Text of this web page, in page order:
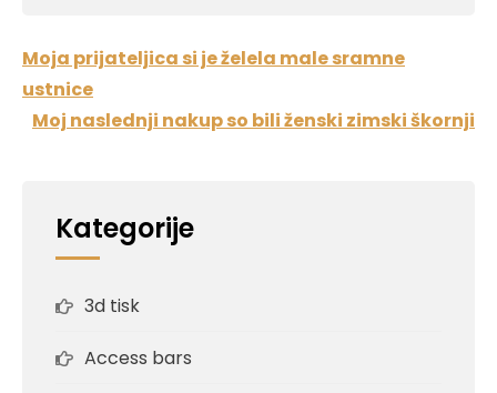
Navigacija
prispevka
Moja prijateljica si je želela male sramne
ustnice
Moj naslednji nakup so bili ženski zimski škornji
Kategorije
3d tisk
Access bars